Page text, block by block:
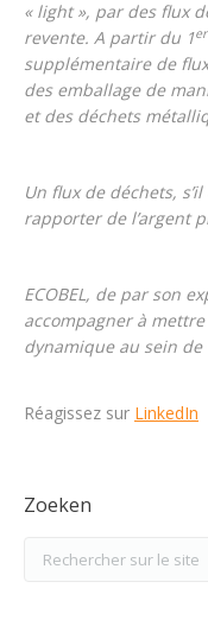
« light », par des flux
revente. A partir du 1er
supplémentaire de
des emballage de
et des déchets
Un flux de déchets,
rapporter de l’argent
ECOBEL, de par son
accompagner à
dynamique au sein
Réagissez sur LinkedIn
Zoeken